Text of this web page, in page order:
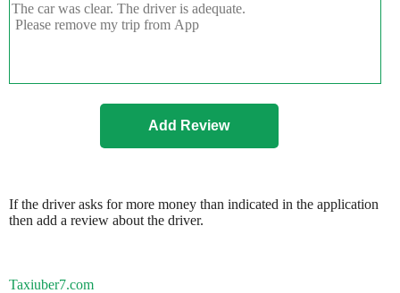
If the driver asks for more money than indicated in the application
then add a review about the driver.
Taxiuber7.com